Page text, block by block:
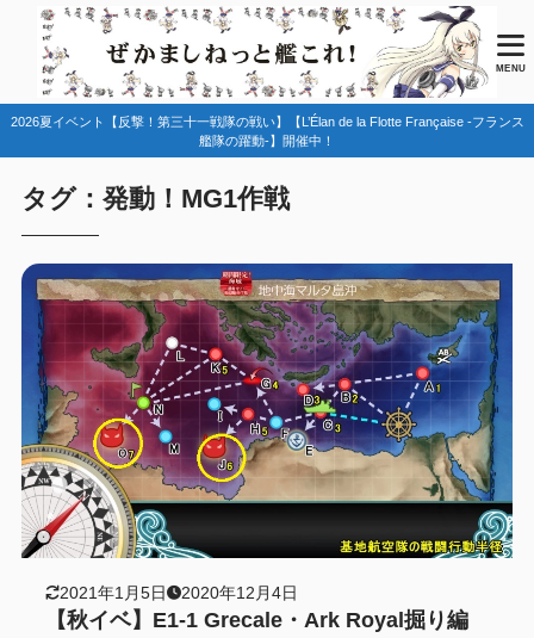
MENU
2026夏イベント【反撃！第三十一戦隊の戦い】【L’Élan de la Flotte Française -フランス
艦隊の躍動-】開催中！
タグ：発動！MG1作戦
2021年1月5日 2020年12月4日
【秋イベ】E1-1 Grecale・Ark Royal掘り編